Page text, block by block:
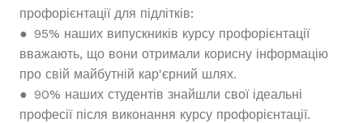
профорієнтації для підлітків:
● 95% наших випускників курсу профорієнтації
вважають, що вони отримали корисну інформацію
про свій майбутній кар'єрний шлях.
● 90% наших студентів знайшли свої ідеальні
професії після виконання курсу профорієнтації.